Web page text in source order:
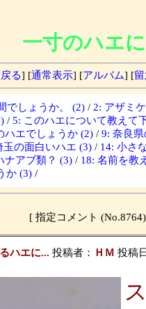
一寸のハエ
る] [通常表示] [アルバム] [
でしょうか。 (2) / 2: アザミ
/ 5: このハエについて教えて
ハエでしょうか (2) / 9: 奈良
玉の面白いハエ (3) / 14: 小さ
ナアブ類？ (3) / 18: 名前を教
か (3) /
[ 指定コメント
ハエに... 投稿者： ＨＭ 投稿